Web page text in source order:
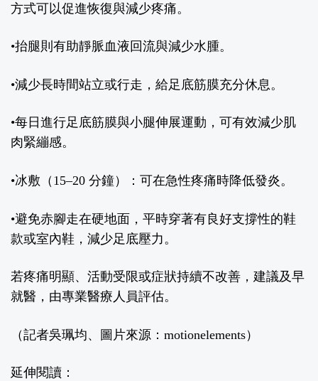
方式可以促進恢復與減少疼痛。
•抬腿則有助靜脈血液回流與減少水腫。
•減少長時間站立或行走，給足底筋膜充分休息。
•每日進行足底筋膜與小腿伸展運動，可有效減少肌
肉緊繃感。
•冰敷（15–20 分鐘）：可在急性疼痛時降低發炎。
•避免赤腳走在硬地面，平時穿著有良好支撐性的鞋
款或室內鞋，減少足底壓力。
若疼痛明顯、活動受限或症狀持續不改善，建議及早
就醫，由專業醫療人員評估。
（記者吳珮均、圖片來源：motionelements）
延伸閱讀：